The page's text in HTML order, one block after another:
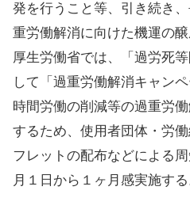
発を行うこと等、引き続き
重労働解消に向けた機運の
厚生労働省では、「過労死
して「過重労働解消キャン
時間労働の削減等の過重労
するため、使用者団体・労
フレットの配布などによる
月１日から１ヶ月感実施する